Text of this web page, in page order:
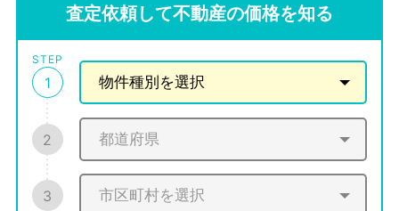
査定依頼して不動産の価格を知る
STEP
1
2
3